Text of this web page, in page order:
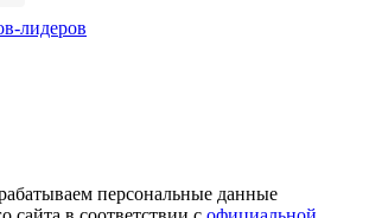
персональные данные